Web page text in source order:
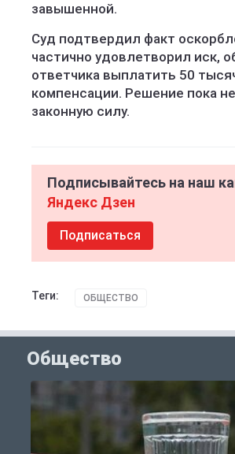
завышенной.
Суд подтвердил факт
частично удовлетворил иск,
ответчика выплатить 50
компенсации. Решение пока
законную силу.
Подписывайтесь на наш
Яндекс Дзен
Подписаться
Теги: ОБЩЕСТВО
Общество